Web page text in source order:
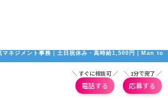
マネジメント事務｜土日祝休み・高時給1,500円｜Man to
＼ すぐに相談可 ／
電話する
＼ 1分で完了 ／
応募する